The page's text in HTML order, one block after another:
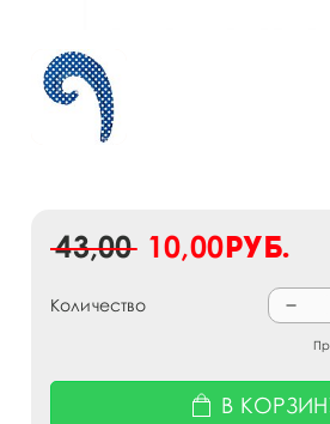
43,00 10,00руб.
Количество
В